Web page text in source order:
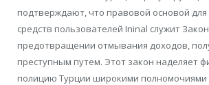
подтверждают, что правовой основой
средств пользователей Ininal служит
предотвращении отмывания доходов,
преступным путем. Этот закон наделяет
полицию Турции широкими